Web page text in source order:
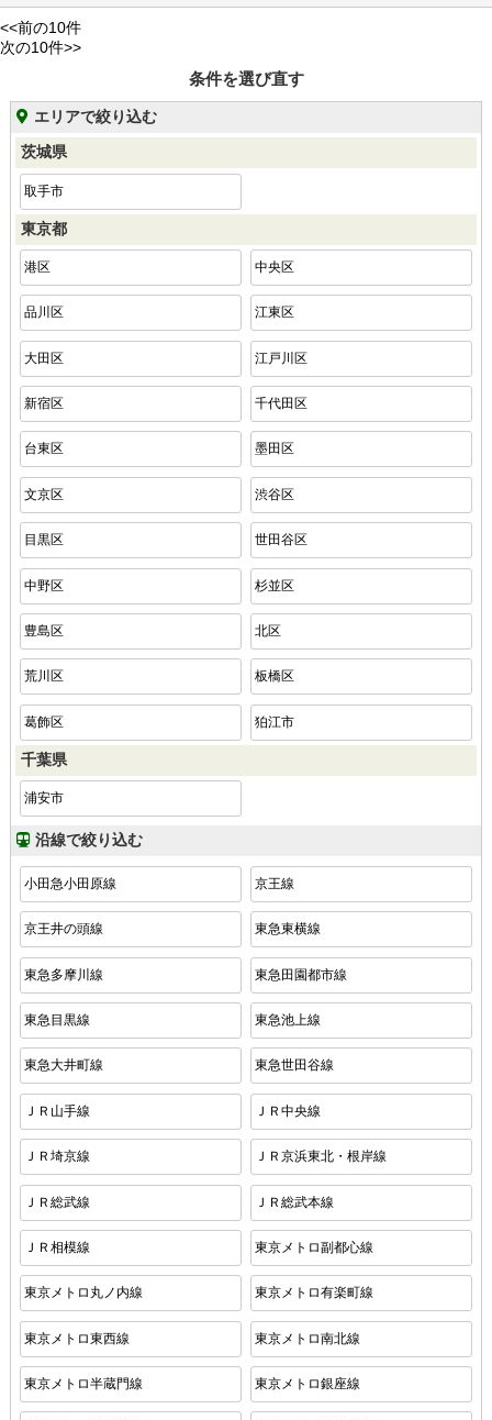
<<前の10件
次の10件>>
条件を選び直す
エリアで絞り込む
茨城県
取手市
東京都
港区 中央区
品川区 江東区
大田区 江戸川区
新宿区 千代田区
台東区 墨田区
文京区 渋谷区
目黒区 世田谷区
中野区 杉並区
豊島区 北区
荒川区 板橋区
葛飾区 狛江市
千葉県
浦安市
沿線で絞り込む
小田急小田原線 京王線
京王井の頭線 東急東横線
東急多摩川線 東急田園都市線
東急目黒線 東急池上線
東急大井町線 東急世田谷線
ＪＲ山手線 ＪＲ中央線
ＪＲ埼京線 ＪＲ京浜東北・根岸線
ＪＲ総武線 ＪＲ総武本線
ＪＲ相模線 東京メトロ副都心線
東京メトロ丸ノ内線 東京メトロ有楽町線
東京メトロ東西線 東京メトロ南北線
東京メトロ半蔵門線 東京メトロ銀座線